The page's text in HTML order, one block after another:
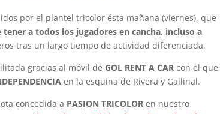
por el plantel tricolor ésta mañana (viernes), que
a todos los jugadores en cancha, incluso a
tras un largo tiempo de actividad diferenciada.
gracias al móvil de GOL RENT A CAR con el que
en la esquina de Rivera y Gallinal.
concedida a PASION TRICOLOR en nuestro